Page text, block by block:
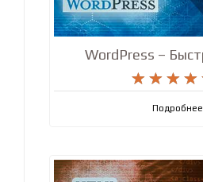
WordPress –
   
   
Подробнее